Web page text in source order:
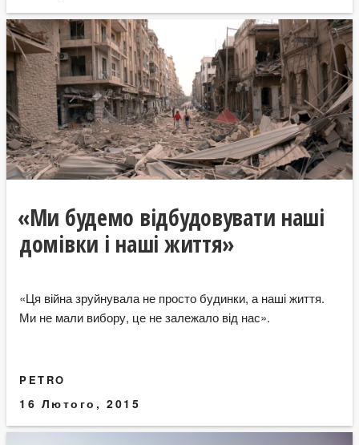
«Ми будемо відбудовувати наші
домівки і наші життя»
«Ця війна зруйнувала не просто будинки, а наші життя.
Ми не мали вибору, це не залежало від нас».
PETRO
16 Лютого, 2015